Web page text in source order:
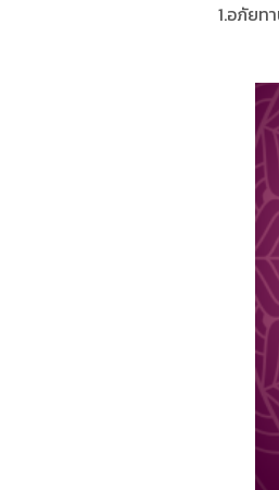
1.อภัยท